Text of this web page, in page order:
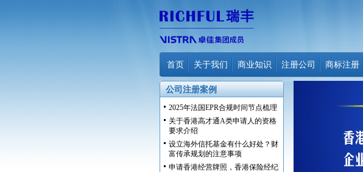
首页 关于我们 商业知识 注册公司 商标注册
公司注册案例
2025年法国EPR合规时间节点梳理
关于香港高才通A类申请人的资格
要求介绍
设立海外信托基金有什么好处？财
富传承规划的注意事项
申请香港经营牌照，香港保险经纪